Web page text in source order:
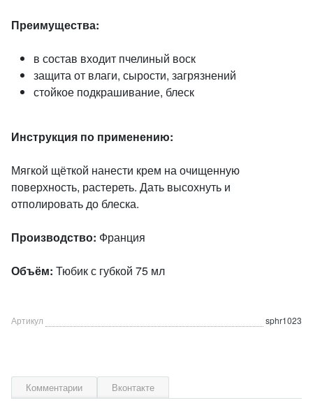
Преимущества:
в состав входит пчелиный воск
защита от влаги, сырости, загрязнений
стойкое подкрашивание, блеск
Инструкция по применению:
Мягкой щёткой нанести крем на очищенную
поверхность, растереть. Дать высохнуть и
отполировать до блеска.
Производство: Франция
Объём: Тюбик с губкой 75 мл
Артикул sphr1023
Комментарии Вконтакте